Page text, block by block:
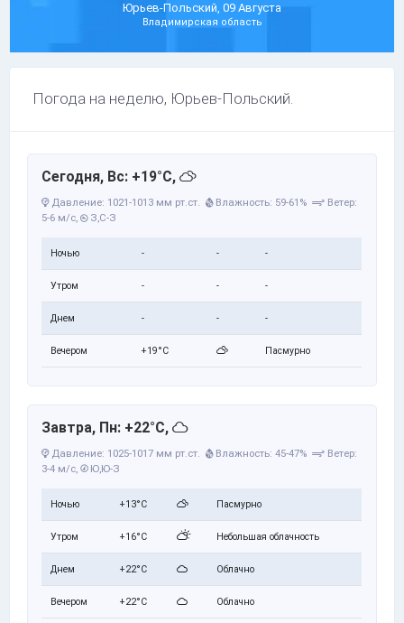
Юрьев-Польский, 09 Августа
Владимирская область
Погода на неделю, Юрьев-Польский.
Сегодня, Вс: +19°C,
Давление: 1021-1013 мм рт.ст. Влажность: 59-61%
Ветер:
5-6 м/с, З,С-З
Ночью - - -
Утром - - -
Днем - - -
Вечером +19°C Пасмурно
Завтра, Пн: +22°C,
Давление: 1025-1017 мм рт.ст. Влажность: 45-47%
Ветер:
3-4 м/с, Ю,Ю-З
Ночью +13°C Пасмурно
Утром +16°C Небольшая облачность
Днем +22°C Облачно
Вечером +22°C Облачно